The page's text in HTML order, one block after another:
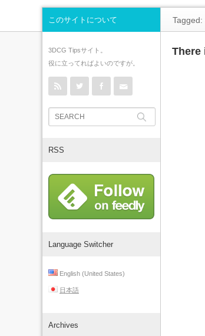
Tagged:
There
このサイトについて
3DCG Tipsサイト。
役に立ってればよいのですが。
rss Twitter Facebook
RSS
Language Switcher
English (United States)
日本語
Archives